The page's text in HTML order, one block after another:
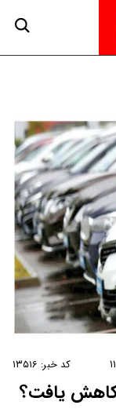
کد خبر: ۱۳۵۱۶
کاهش یافت؟